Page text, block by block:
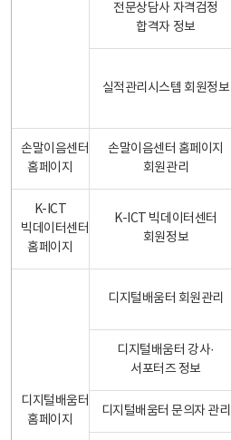
전문상담사 자격검정
합격자 정보
실적관리시스템 회원정보
손말이음센터
홈페이지
손말이음센터 홈페이지
회원관리
K-ICT
빅데이터센터
홈페이지
K-ICT 빅데이터센터
회원정보
디지털배움터
홈페이지
디지털배움터 회원관리
디지털배움터 강사·
서포터즈 정보
디지털배움터 문의자 관리